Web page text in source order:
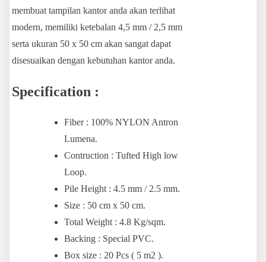
membuat tampilan kantor anda akan terlihat
modern, memiliki ketebalan 4,5 mm / 2,5 mm
serta ukuran 50 x 50 cm akan sangat dapat
disesuaikan dengan kebutuhan kantor anda.
Specification :
Fiber : 100% NYLON Antron
Lumena.
Contruction : Tufted High low
Loop.
Pile Height : 4.5 mm / 2.5 mm.
Size : 50 cm x 50 cm.
Total Weight : 4.8 Kg/sqm.
Backing : Special PVC.
Box size : 20 Pcs ( 5 m2 ).